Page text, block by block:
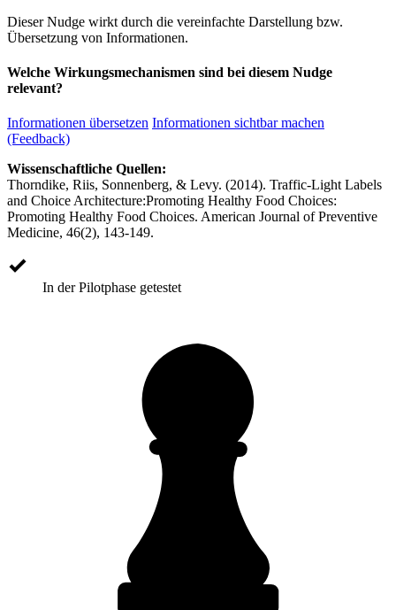
Dieser Nudge wirkt durch die vereinfachte Darstellung bzw.
Übersetzung von Informationen.
Welche Wirkungsmechanismen sind bei diesem Nudge
relevant?
Informationen übersetzen Informationen sichtbar machen
(Feedback)
Wissenschaftliche Quellen:
Thorndike, Riis, Sonnenberg, & Levy. (2014). Traffic-Light Labels
and Choice Architecture:Promoting Healthy Food Choices:
Promoting Healthy Food Choices. American Journal of Preventive
Medicine, 46(2), 143-149.
In der Pilotphase getestet